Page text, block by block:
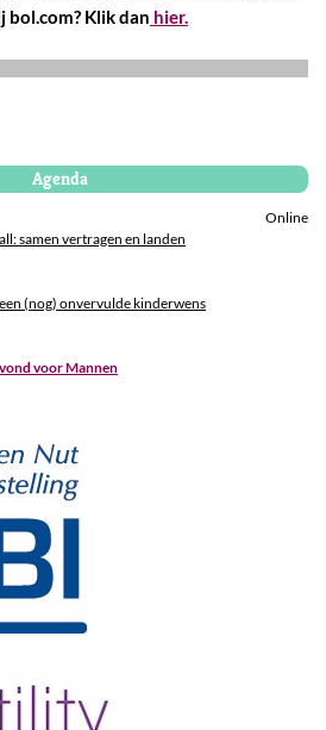
Klik dan hier.
Agenda
Online
samen vertragen en landen
(nog) onvervulde kinderwens
voor Mannen